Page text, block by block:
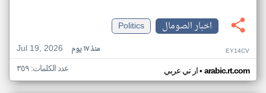
اخبار الصومال
Politics
Jul 19, 2026
منذ ١٧ يوم EY14CV
ار تي عربي• arabic.rt.com عدد الكلمات: ٣٥٩